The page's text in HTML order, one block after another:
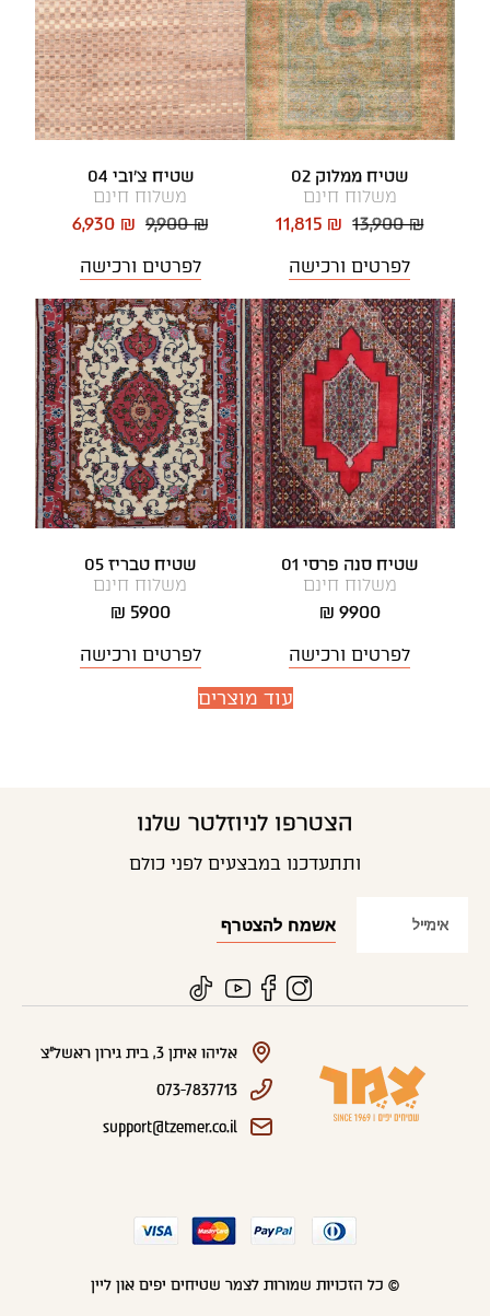
שטיח ממלוק 02
משלוח חינם
13,900 ₪
11,815 ₪
לפרטים ורכישה
שטיח צ'ובי 04
משלוח חינם
9,900 ₪
6,930 ₪
לפרטים ורכישה
שטיח סנה פרסי 01
משלוח חינם
9900 ₪
לפרטים ורכישה
שטיח טבריז 05
משלוח חינם
5900 ₪
לפרטים ורכישה
עוד מוצרים
הצטרפו לניוזלטר שלנו
ותתעדכנו במבצעים לפני כולם
אליהו איתן 3, בית גירון ראשל"צ
073-7837713
support@tzemer.co.il
© כל הזכויות שמורות לצמר שטיחים יפים און ליין